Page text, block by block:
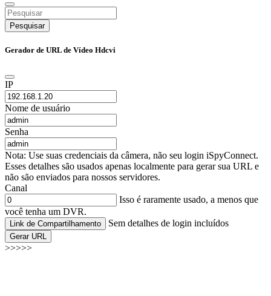
Pesquisar
Gerador de URL de Vídeo Hdcvi
IP
Nome de usuário
Senha
Nota: Use suas credenciais da câmera, não seu login iSpyConnect.
Esses detalhes são usados apenas localmente para gerar sua URL e
não são enviados para nossos servidores.
Canal
Isso é raramente usado, a menos que
você tenha um DVR.
Link de Compartilhamento Sem detalhes de login incluídos
Gerar URL
>>>>>